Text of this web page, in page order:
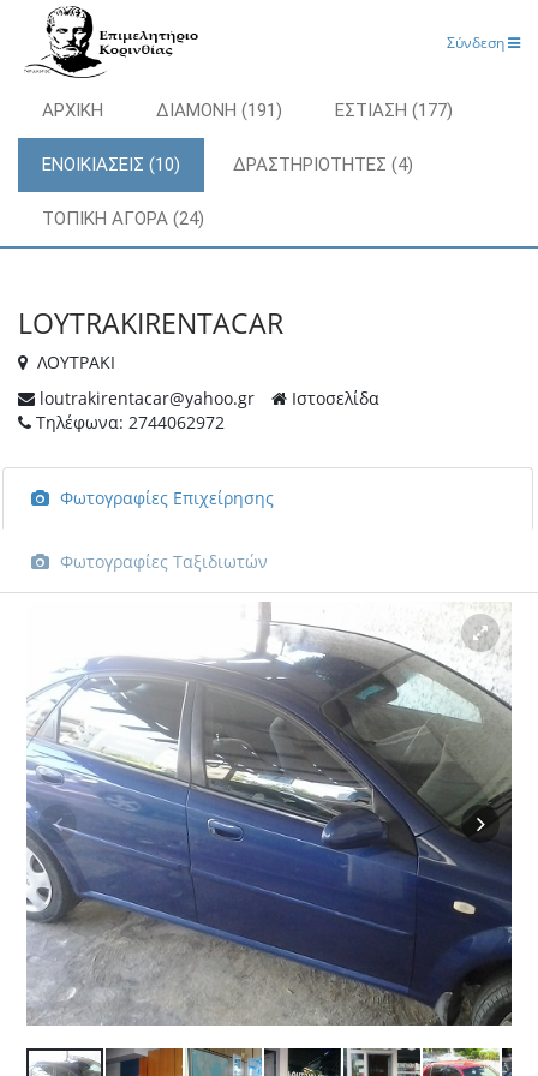
Σύνδεση
ΑΡΧΙΚΗ ΔΙΑΜΟΝΗ (191) ΕΣΤΙΑΣΗ (177)
ΕΝΟΙΚΙΑΣΕΙΣ (10) ΔΡΑΣΤΗΡΙΟΤΗΤΕΣ (4)
ΤΟΠΙΚΗ ΑΓΟΡΑ (24)
LOYTRAKIRENTACAR
ΛΟΥΤΡΑΚΙ
loutrakirentacar@yahoo.gr
Ιστοσελίδα
Τηλέφωνα: 2744062972
Φωτογραφίες Επιχείρησης
Φωτογραφίες Ταξιδιωτών